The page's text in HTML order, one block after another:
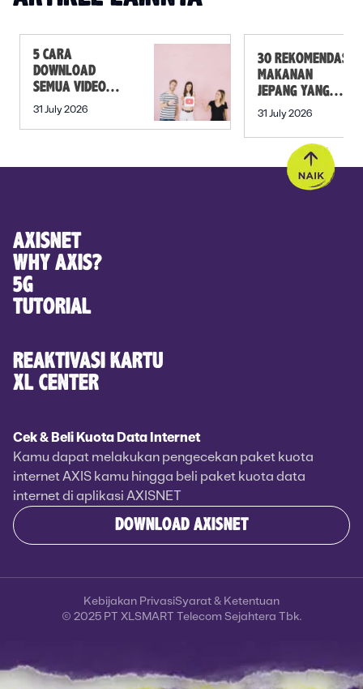
5 CARA
DOWNLOAD
SEMUA VIDEO
DALAM PLAYLIST
31 July 2026
30 REKOMENDASI
MAKANAN
JEPANG YANG
MUST TRY SELAIN
31 July 2026
AXISNET
WHY AXIS?
5G
TUTORIAL
REAKTIVASI KARTU
XL CENTER
Cek & Beli Kuota Data Internet
Kamu dapat melakukan pengecekan paket kuota
internet AXIS kamu hingga beli paket kuota data
internet di aplikasi AXISNET
DOWNLOAD AXISNET
© 2025 PT XLSMART Telecom Sejahtera Tbk.
Kebijakan PrivasiSyarat & Ketentuan